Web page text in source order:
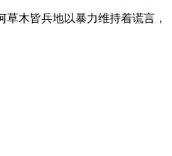
木皆兵地以暴力维持着谎言，